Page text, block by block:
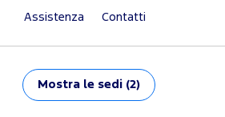
Assistenza Contatti
Mostra le sedi (2)